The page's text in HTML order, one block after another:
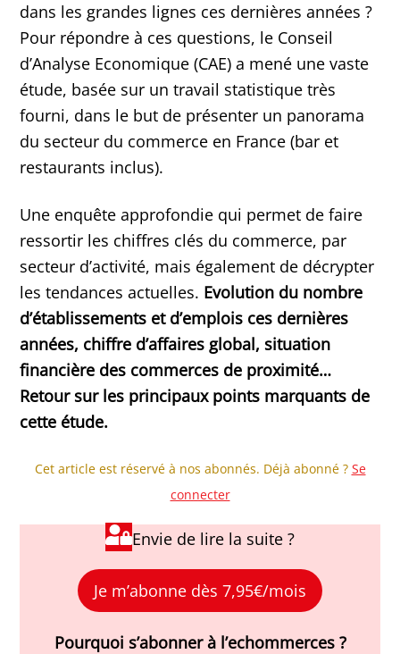
dans les grandes lignes ces dernières années ?
Pour répondre à ces questions, le Conseil
d’Analyse Economique (CAE) a mené une vaste
étude, basée sur un travail statistique très
fourni, dans le but de présenter un panorama
du secteur du commerce en France (bar et
restaurants inclus).
Une enquête approfondie qui permet de faire
ressortir les chiffres clés du commerce, par
secteur d’activité, mais également de décrypter
les tendances actuelles. Evolution du nombre
d’établissements et d’emplois ces dernières
années, chiffre d’affaires global, situation
financière des commerces de proximité…
Retour sur les principaux points marquants de
cette étude.
Cet article est réservé à nos abonnés. Déjà abonné ? Se
connecter
Envie de lire la suite ?
Je m’abonne dès 7,95€/mois
Pourquoi s’abonner à l’echommerces ?